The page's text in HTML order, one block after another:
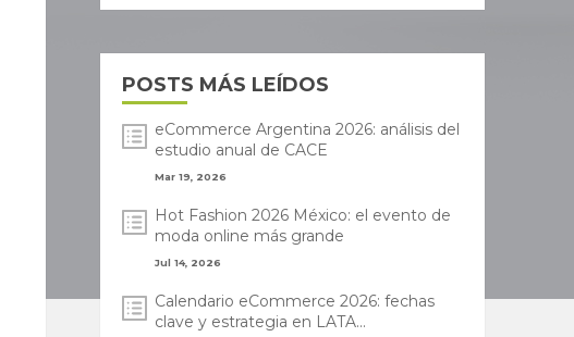
POSTS MÁS LEÍDOS
eCommerce Argentina 2026: análisis del
estudio anual de CACE
Mar 19, 2026
Hot Fashion 2026 México: el evento de
moda online más grande
Jul 14, 2026
Calendario eCommerce 2026: fechas
clave y estrategia en LATA...